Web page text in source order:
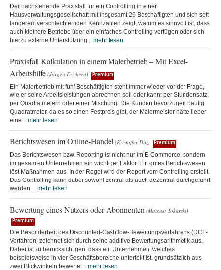
Der nachstehende Praxisfall für ein Controlling in einer
Hausverwaltungsgesellschaft mit insgesamt 26 Beschäftigten und sich seit
längerem verschlechternden Kennzahlen zeigt, warum es sinnvoll ist, dass
auch kleinere Betriebe über ein einfaches Controlling verfügen oder sich
hierzu externe Unterstützung... mehr lesen
Praxisfall Kalkulation in einem Malerbetrieb – Mit Excel-
Arbeitshilfe (Jörgen Erichsen) Premium
Ein Malerbetrieb mit fünf Beschäftigten steht immer wieder vor der Frage,
wie er seine Arbeitsleistungen abrechnen soll oder kann: per Stundensatz,
per Quadratmetern oder einer Mischung. Die Kunden bevorzugen häufig
Quadratmeter, da es so einen Festpreis gibt, der Malermeister hätte lieber
eine... mehr lesen
Berichtswesen im Online-Handel (Kristoffer Ditz) Premium
Das Berichtswesen bzw. Reporting ist nicht nur im E-Commerce, sondern
im gesamten Unternehmen ein wichtiger Faktor. Ein gutes Berichtswesen
löst Maßnahmen aus. In der Regel wird der Report vom Controlling erstellt.
Das Controlling kann dabei sowohl zentral als auch dezentral durchgeführt
werden.... mehr lesen
Bewertung eines Nutzers oder Abonnenten (Mateusz Tokarski)
Premium
Die Besonderheit des Discounted-Cashflow-Bewertungsverfahrens (DCF-
Verfahren) zeichnet sich durch seine additive Bewertungsarithmetik aus.
Dabei ist zu berücksichtigen, dass ein Unternehmen, welches
beispielsweise in vier Geschäftsbereiche unterteilt ist, grundsätzlich aus
zwei Blickwinkeln bewertet... mehr lesen